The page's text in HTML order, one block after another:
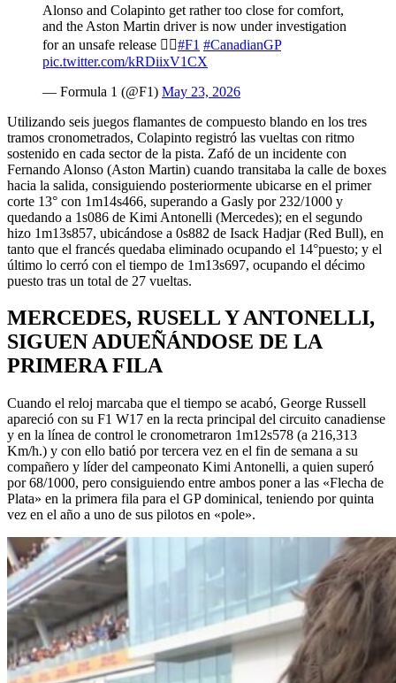
Alonso and Colapinto get rather too close for comfort,
and the Aston Martin driver is now under investigation
for an unsafe release 😮‍💨#F1 #CanadianGP
pic.twitter.com/kRDiixV1CX
— Formula 1 (@F1) May 23, 2026
Utilizando seis juegos flamantes de compuesto blando en los tres
tramos cronometrados, Colapinto registró las vueltas con ritmo
sostenido en cada sector de la pista. Zafó de un incidente con
Fernando Alonso (Aston Martin) cuando transitaba la calle de boxes
hacia la salida, consiguiendo posteriormente ubicarse en el primer
corte 13° con 1m14s466, superando a Gasly por 232/1000 y
quedando a 1s086 de Kimi Antonelli (Mercedes); en el segundo
hizo 1m13s857, ubicándose a 0s882 de Isack Hadjar (Red Bull), en
tanto que el francés quedaba eliminado ocupando el 14°puesto; y el
último lo cerró con el tiempo de 1m13s697, ocupando el décimo
puesto tras un total de 27 vueltas.
MERCEDES, RUSELL Y ANTONELLI,
SIGUEN ADUEÑÁNDOSE DE LA
PRIMERA FILA
Cuando el reloj marcaba que el tiempo se acabó, George Russell
apareció con su F1 W17 en la recta principal del circuito canadiense
y en la línea de control le cronometraron 1m12s578 (a 216,313
Km/h.) y con ello batió por tercera vez en el fin de semana a su
compañero y líder del campeonato Kimi Antonelli, a quien superó
por 68/1000, pero consiguiendo entre ambos poner a las «Flecha de
Plata» en la primera fila para el GP dominical, teniendo por quinta
vez en el año a uno de sus pilotos en «pole».